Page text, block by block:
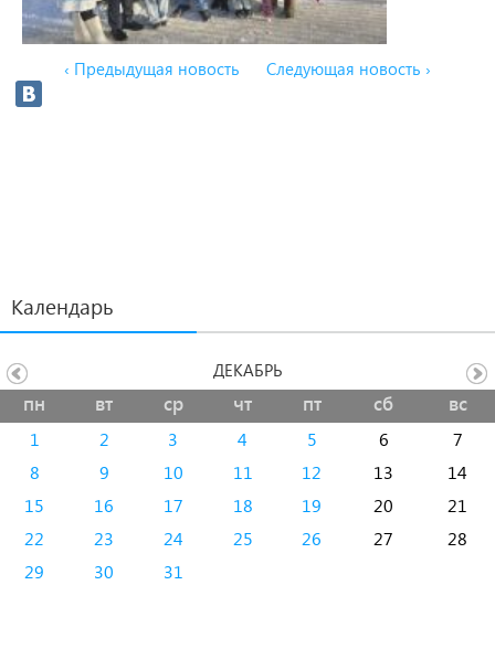
‹ Предыдущая новость Следующая новость ›
Календарь
пн вт ср чт пт сб вс
1 2 3 4 5 6
7
8
9 10 11 12 13
14
15
16 17 18 19 20
21
22
23 24 25 26 27
28
29
30 31
ДЕКАБРЬ